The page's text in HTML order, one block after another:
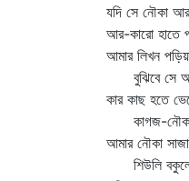
যদি সে নৌকা
আর-কারো হাতে
আমার লিখন
বুঝিবে সে
কার কাছ হতে
কাগজ-
আমার নৌকা
শিউলি